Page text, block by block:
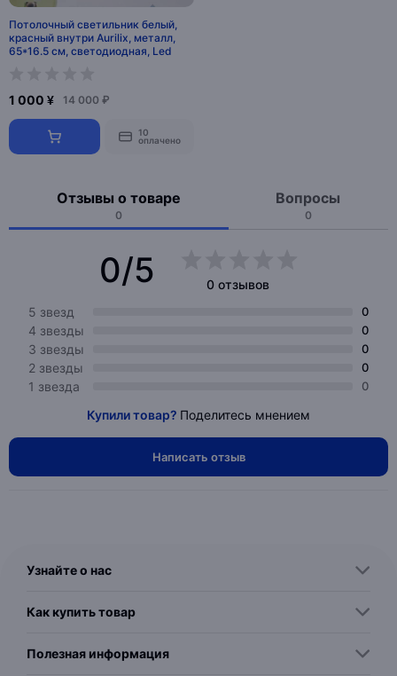
Потолочный светильник белый,
красный внутри Aurilix, металл,
65*16.5 см, светодиодная, Led
1 000 ¥ 14 000 ₽
10
оплачено
Отзывы о товаре
0
Вопросы
0
0/5
0 отзывов
5 звезд
0
4 звезды 0
3 звезды 0
2 звезды 0
1 звезда 0
Купили товар? Поделитесь мнением
Написать отзыв
Узнайте о нас
Как купить товар
Полезная информация